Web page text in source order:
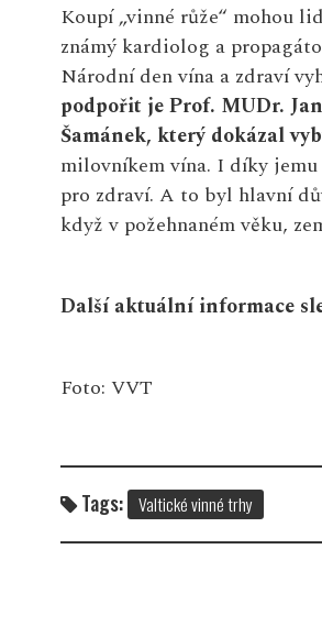
Koupí „vinné růže“ mohou
známý kardiolog a
Národní den vína a zdraví
podpořit je Prof. MUDr.
Šamánek, který dokázal
milovníkem vína. I díky jemu
pro zdraví. A to byl hlavní
když v požehnaném věku,
Další aktuální informace
Foto: VVT
Tags: Valtické vinné trhy